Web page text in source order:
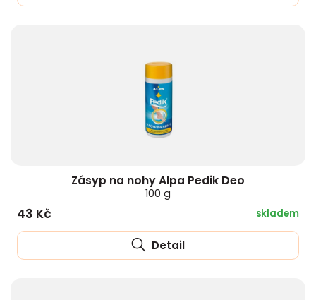
Zásyp na nohy Alpa Pedik Deo
100 g
43 Kč skladem
Detail